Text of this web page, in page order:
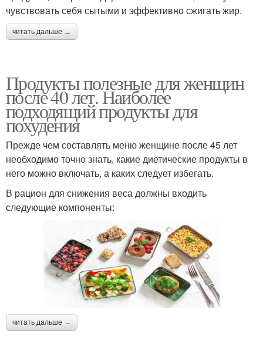
чувствовать себя сытыми и эффективно сжигать жир.
читать дальше →
Продукты полезные для женщин
после 40 лет. Наиболее
подходящий продукты для
похудения
Прежде чем составлять меню женщине после 45 лет
необходимо точно знать, какие диетические продукты в
него можно включать, а каких следует избегать.
В рацион для снижения веса должны входить
следующие компоненты:
читать дальше →